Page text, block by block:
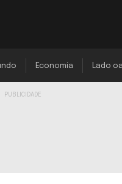
Economia Lado